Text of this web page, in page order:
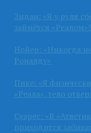
Зидан: «Я у руля
займётся «Реалом»?
Нойер: «Никогда
Роналду»
Пике: «Я
«Реала», тело
Суарес: «В
приходится